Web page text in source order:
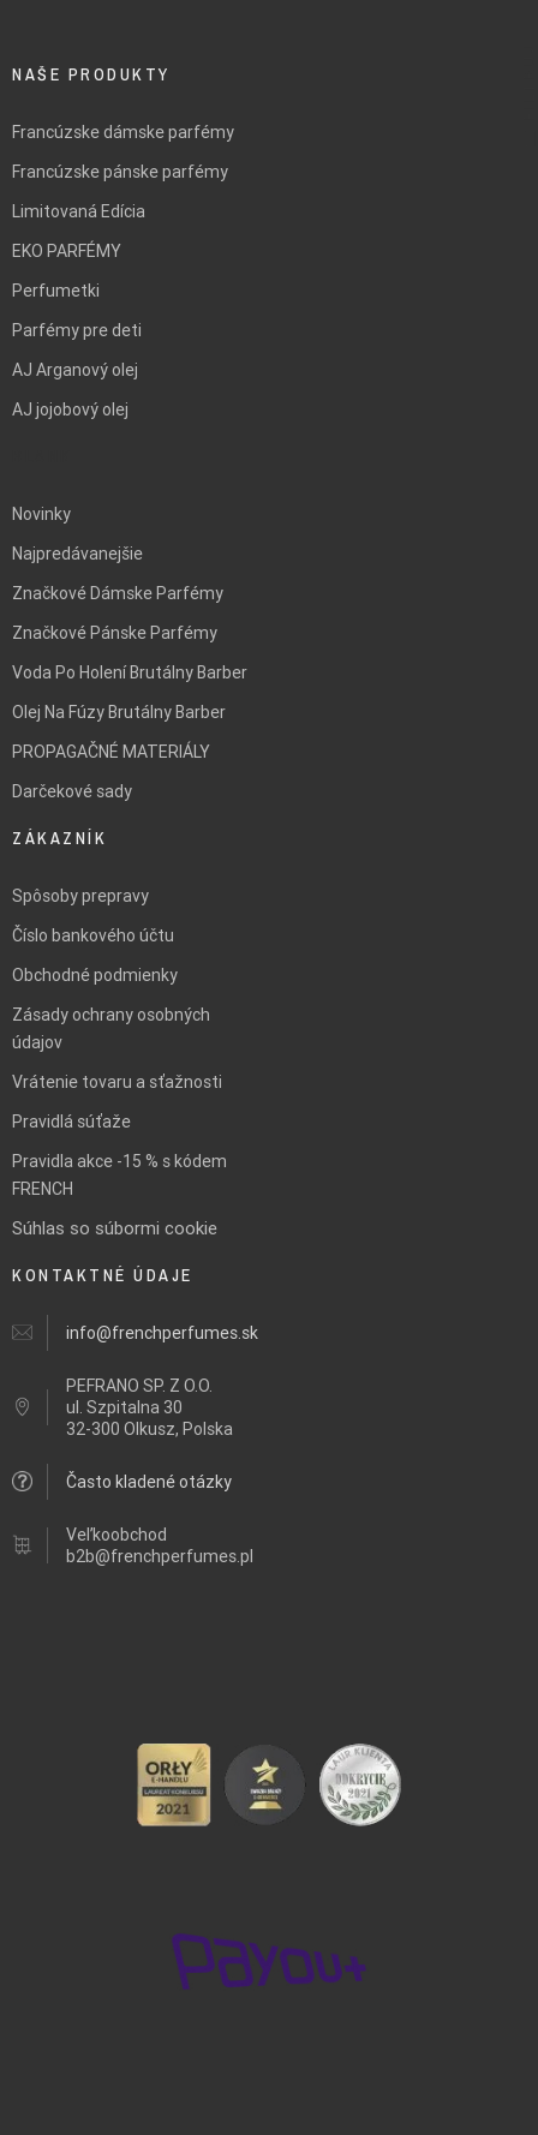
NAŠE PRODUKTY
Francúzske dámske parfémy
Francúzske pánske parfémy
Limitovaná Edícia
EKO PARFÉMY
Perfumetki
Parfémy pre deti
AJ Arganový olej
AJ jojobový olej
Novinky
Najpredávanejšie
Značkové Dámske Parfémy
Značkové Pánske Parfémy
Voda Po Holení Brutálny Barber
Olej Na Fúzy Brutálny Barber
PROPAGAČNÉ MATERIÁLY
Darčekové sady
ZÁKAZNÍK
Spôsoby prepravy
Číslo bankového účtu
Obchodné podmienky
Zásady ochrany osobných
údajov
Vrátenie tovaru a sťažnosti
Pravidlá súťaže
Pravidla akce -15 % s kódem
FRENCH
Súhlas so súbormi cookie
KONTAKTNÉ ÚDAJE
info@frenchperfumes.sk
PEFRANO SP. Z O.O.
ul. Szpitalna 30
32-300 Olkusz, Polska
Často kladené otázky
Veľkoobchod
b2b@frenchperfumes.pl